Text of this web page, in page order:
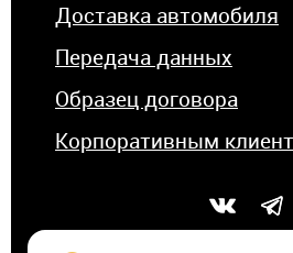
Доставка автомобиля
Передача данных
Образец договора
Корпоративным